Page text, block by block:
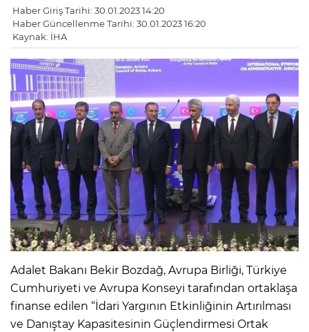
Haber Giriş Tarihi: 30.01.2023 14:20
Haber Güncellenme Tarihi: 30.01.2023 16:20
Kaynak: İHA
Adalet Bakanı Bekir Bozdağ, Avrupa Birliği, Türkiye
Cumhuriyeti ve Avrupa Konseyi tarafından ortaklaşa
finanse edilen “İdari Yargının Etkinliğinin Artırılması
ve Danıştay Kapasitesinin Güçlendirmesi Ortak